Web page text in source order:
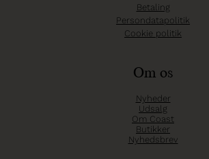
Betaling
Persondatapolitik
Cookie politik
Om os
Nyheder
Udsalg
Om Coast
Butikker
Nyhedsbrev